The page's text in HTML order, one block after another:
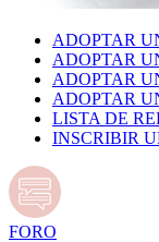
ADOPTAR
ADOPTAR
ADOPTAR
ADOPTAR
LISTA DE
INSCRIBIR
FORO